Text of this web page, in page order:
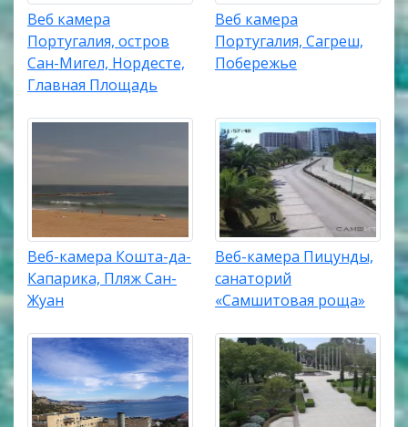
Веб камера
Португалия, остров
Сан-Мигел, Нордесте,
Главная Площадь
Веб камера
Португалия, Сагреш,
Побережье
Веб-камера Кошта-да-
Капарика, Пляж Сан-
Жуан
Веб-камера Пицунды,
санаторий
«Самшитовая роща»